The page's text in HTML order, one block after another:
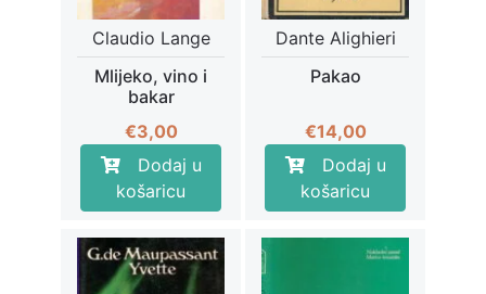
Claudio Lange
Mlijeko, vino i
bakar
€3,00
Dodaj u
košaricu
Dante Alighieri
Pakao
€14,00
Dodaj u
košaricu